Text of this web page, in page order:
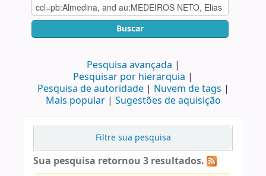
Buscar
Pesquisa avançada
Pesquisar por hierarquia
Pesquisa de autoridade
Nuvem de tags
Mais popular
Sugestões de aquisição
Filtre sua pesquisa
Sua pesquisa retornou 3 resultados.